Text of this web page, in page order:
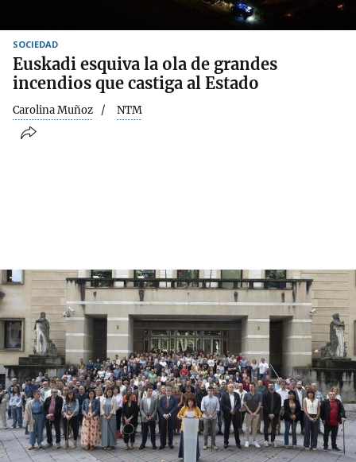
SOCIEDAD
Euskadi esquiva la ola de grandes
incendios que castiga al Estado
Carolina Muñoz NTM